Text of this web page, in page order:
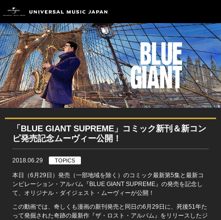
「BLUE GIANT SUPREME」コミック新刊＆新コン
ピ発売記念ムーヴィー公開！
2018.06.29 TOPICS
本日（6月29日）発売（一部地域を除く）のコミック最新第5集と最新コ
ンピレーション・アルバム『BLUE GIANT SUPREME』の発売を記念し
て、オリジナル・ダイジェスト・ムーヴィーが公開！
この動画では、奇しくも漫画の新刊発売と同日の6月29日に、死後51年た
って発掘された奇跡の最新作『ザ・ロスト・アルバム』をリリースしたジ